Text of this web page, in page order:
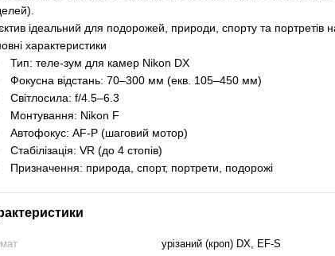
ідеальний для подорожей, природи, спорту та портретів
характеристики
теле-зум для камер Nikon DX
відстань: 70–300 мм (екв. 105–450 мм)
f/4.5–6.3
Nikon F
AF-P (шаговий мотор)
VR (до 4 стопів)
природа, спорт, портрети, подорожі
урізаний (кроп) DX, EF-S